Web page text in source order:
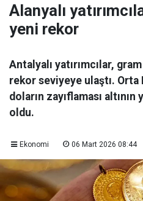
Alanyalı
yeni rekor
Antalyalı yatırımcılar,
rekor seviyeye ulaştı. Orta
doların zayıflaması
oldu.
Ekonomi 06 Mart 2026 08:44